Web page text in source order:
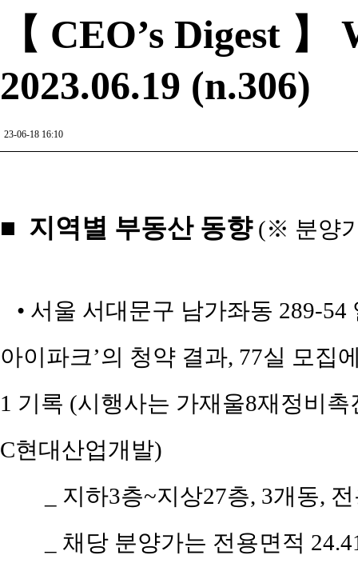
【 CEO’s Digest
2023.06.19 (n.306)
23-06-18 16:10
■ 지역별 부동산 동향(※ 분양
• 서울 서대문구 남가좌동 289-
아이파크’의 청약 결과, 77실 모집
1 기록 (시행사는 가재울8재정비
C현대산업개발)
_ 지하3층~지상27층, 3개동,
_ 채당 분양가는 전용면적